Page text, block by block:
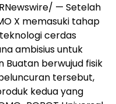
— Setelah
X memasuki tahap
cerdas
ambisius untuk
Buatan berwujud fisik
tersebut,
kedua yang